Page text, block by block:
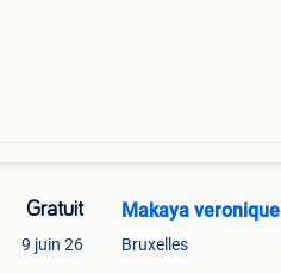
Gratuit
9 juin 26
Makaya veronique
Bruxelles